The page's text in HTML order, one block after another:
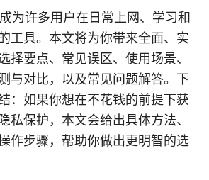
为许多用户在日常上网、学习和
工具。本文将为你带来全面、实
择要点、常见误区、使用场景、
与对比，以及常见问题解答。下
：如果你想在不花钱的前提下获
私保护，本文会给出具体方法、
作步骤，帮助你做出更明智的选